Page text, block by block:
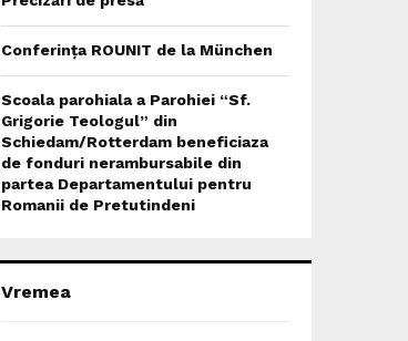
Conferința ROUNIT de la München
Scoala parohiala a Parohiei “Sf.
Grigorie Teologul” din
Schiedam/Rotterdam beneficiaza
de fonduri nerambursabile din
partea Departamentului pentru
Romanii de Pretutindeni
Vremea